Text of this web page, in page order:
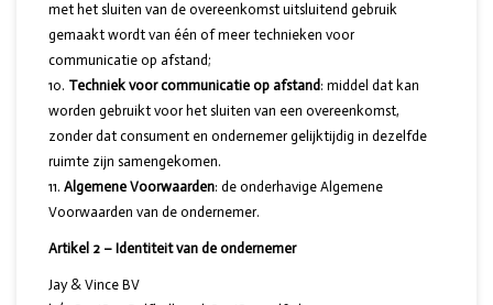
met het sluiten van de overeenkomst uitsluitend gebruik
gemaakt wordt van één of meer technieken voor
communicatie op afstand;
Techniek voor communicatie op afstand : middel dat kan
worden gebruikt voor het sluiten van een overeenkomst,
zonder dat consument en ondernemer gelijktijdig in dezelfde
ruimte zijn samengekomen.
Algemene Voorwaarden: de onderhavige Algemene
Voorwaarden van de ondernemer.
Artikel 2 – Identiteit van de ondernemer
Jay & Vince BV